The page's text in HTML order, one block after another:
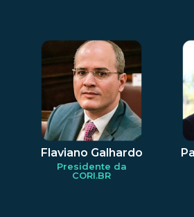
Flaviano Galhardo
Presidente da
CORI.BR